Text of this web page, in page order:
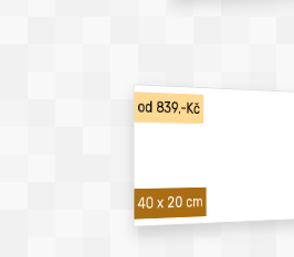
od 839,-Kč
40 x 20 cm